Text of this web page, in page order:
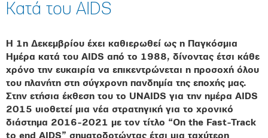
Κατά του AIDS
Η 1η Δεκεμβρίου έχει καθιερωθεί ως η Παγκόσμια
Ημέρα κατά του AIDS από το 1988, δίνοντας έτσι κάθε
χρόνο την ευκαιρία να επικεντρώνεται η προσοχή όλου
του πλανήτη στη σύγχρονη πανδημία της εποχής μας.
Στην ετήσια έκθεση του το UNAIDS για την ημέρα AIDS
2015 υιοθετεί μια νέα στρατηγική για το χρονικό
διάστημα 2016-2021 με τον τίτλο “On the Fast-Track